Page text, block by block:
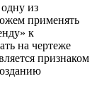
из
применять
к
на чертеже
признаком